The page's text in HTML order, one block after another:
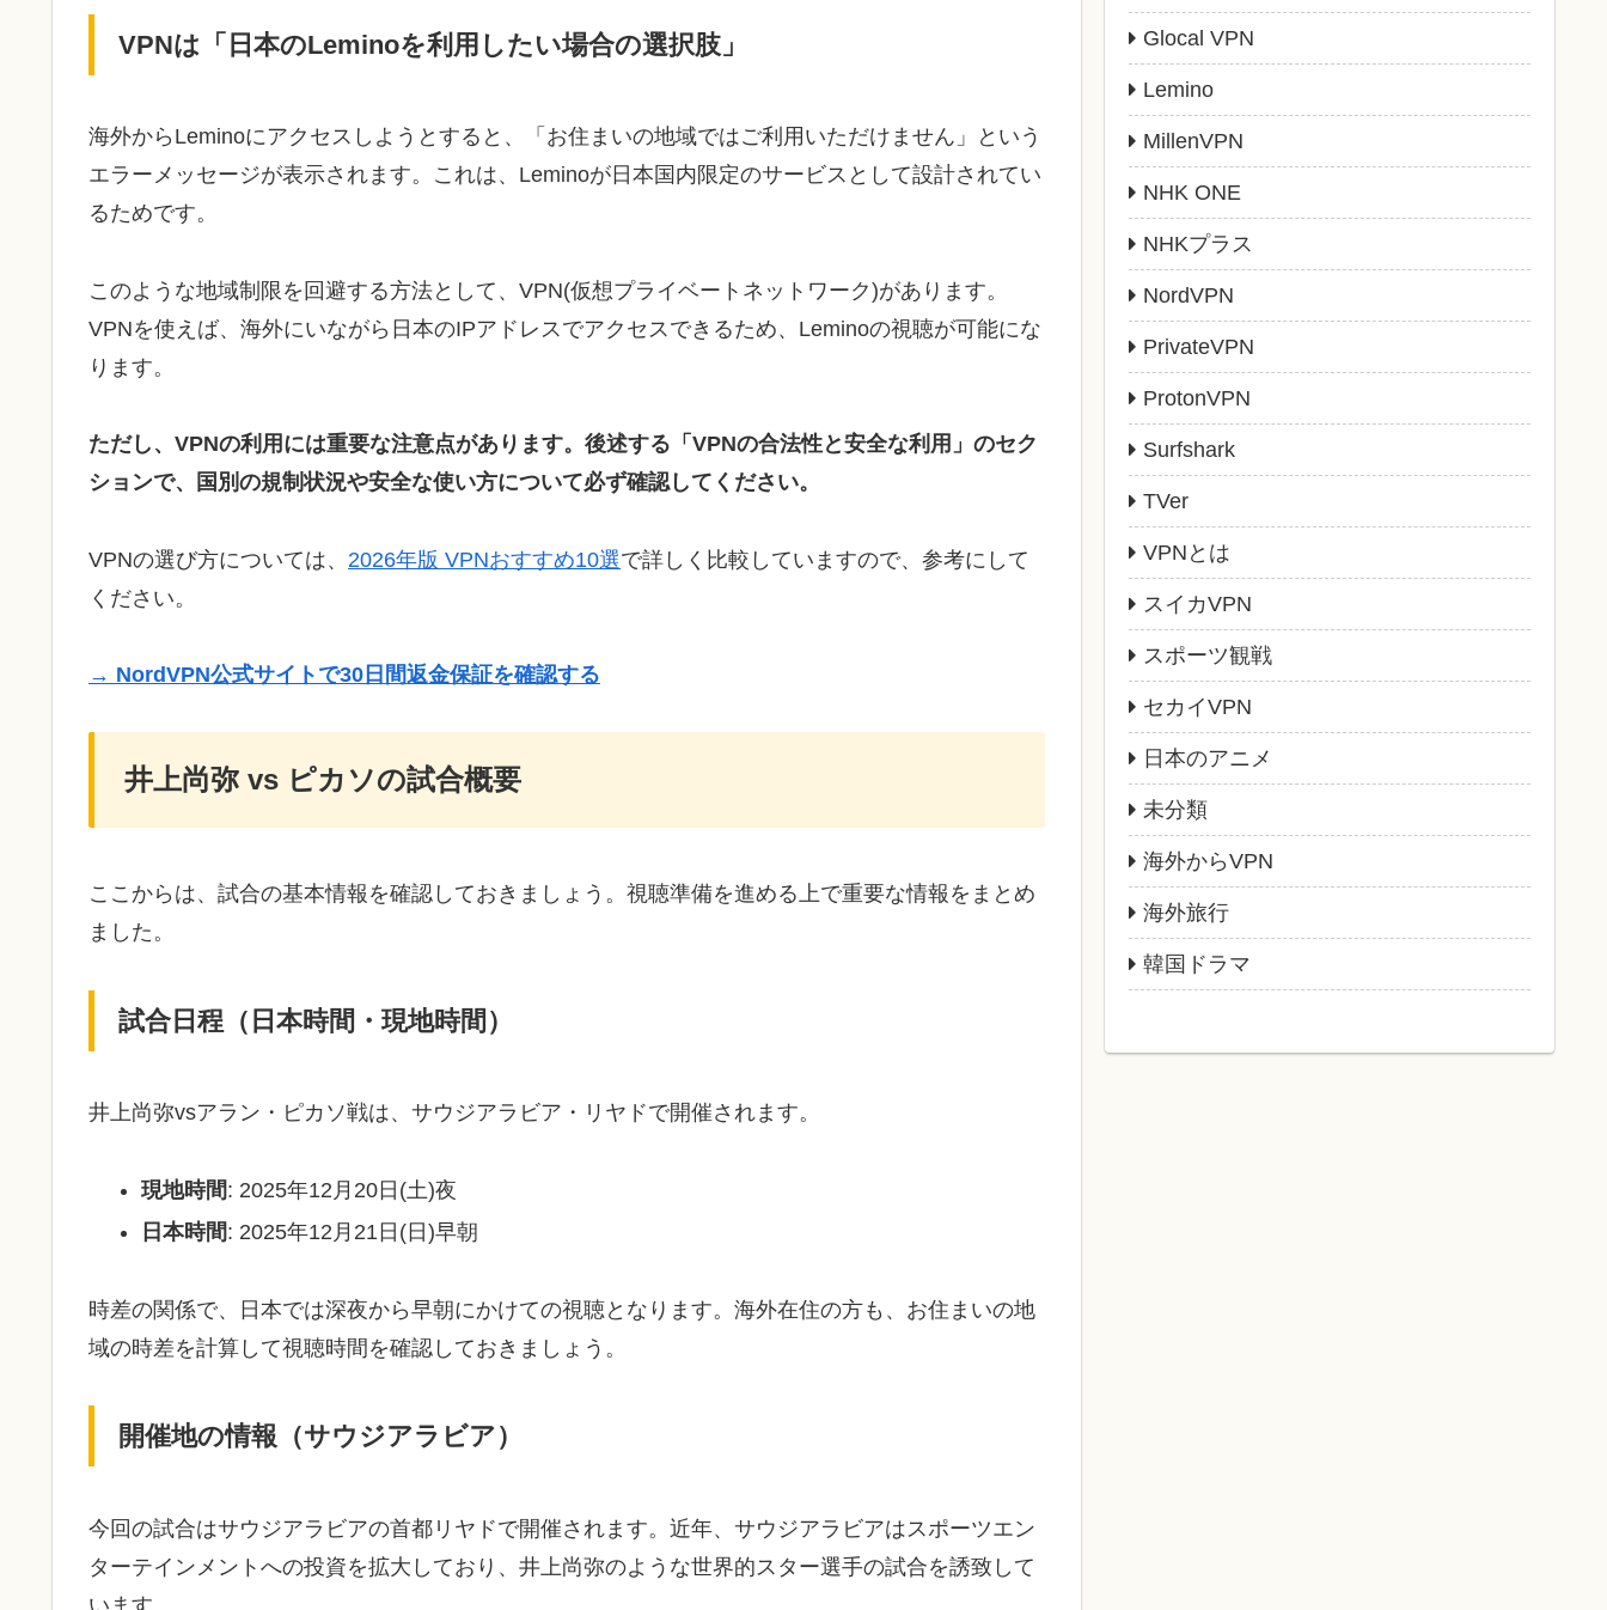
VPNは「日本のLeminoを利用したい場合の選択肢」
海外からLeminoにアクセスしようとすると、「お住まいの地域ではご利用いただけません」という
エラーメッセージが表示されます。これは、Leminoが日本国内限定のサービスとして設計されてい
るためです。
このような地域制限を回避する方法として、VPN(仮想プライベートネットワーク)があります。
VPNを使えば、海外にいながら日本のIPアドレスでアクセスできるため、Leminoの視聴が可能にな
ります。
ただし、VPNの利用には重要な注意点があります。後述する「VPNの合法性と安全な利用」のセク
ションで、国別の規制状況や安全な使い方について必ず確認してください。
VPNの選び方については、 2026年版 VPNおすすめ10選で詳しく比較していますので、参考にして
ください。
→ NordVPN公式サイトで30日間返金保証を確認する
井上尚弥 vs ピカソの試合概要
ここからは、試合の基本情報を確認しておきましょう。視聴準備を進める上で重要な情報をまとめ
ました。
試合日程（日本時間・現地時間）
井上尚弥vsアラン・ピカソ戦は、サウジアラビア・リヤドで開催されます。
現地時間: 2025年12月20日(土)夜
日本時間: 2025年12月21日(日)早朝
時差の関係で、日本では深夜から早朝にかけての視聴となります。海外在住の方も、お住まいの地
域の時差を計算して視聴時間を確認しておきましょう。
開催地の情報（サウジアラビア）
今回の試合はサウジアラビアの首都リヤドで開催されます。近年、サウジアラビアはスポーツエン
ターテインメントへの投資を拡大しており、井上尚弥のような世界的スター選手の試合を誘致して
います。
Glocal VPN
Lemino
MillenVPN
NHK ONE
NHKプラス
NordVPN
PrivateVPN
ProtonVPN
Surfshark
TVer
VPNとは
スイカVPN
スポーツ観戦
セカイVPN
日本のアニメ
未分類
海外からVPN
海外旅行
韓国ドラマ